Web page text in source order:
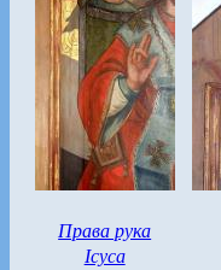
Права рука
Ісуса